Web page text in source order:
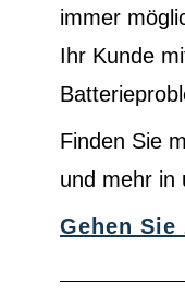
immer
Ihr Kunde
Finden Sie
und mehr in
Gehen Sie